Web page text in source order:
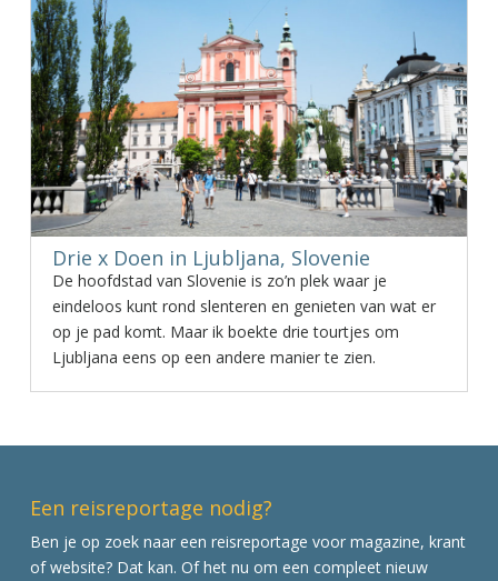
Drie x Doen in Ljubljana, Slovenie
De hoofdstad van Slovenie is zo’n plek waar je
eindeloos kunt rond slenteren en genieten van wat er
op je pad komt. Maar ik boekte drie tourtjes om
Ljubljana eens op een andere manier te zien.
Een reisreportage nodig?
Ben je op zoek naar een reisreportage voor magazine, krant
of website? Dat kan. Of het nu om een compleet nieuw